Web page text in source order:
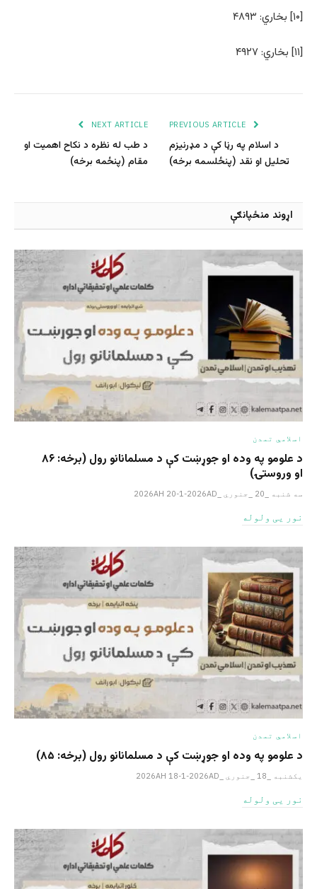
[۱۰] بخاري: ۴۸۹۳
[۱۱] بخاري: ۴۹۲۷
د اسلام په رڼا کې د مډرنیزم
تحلیل او نقد (پنځلسمه برخه)
NEXT ARTICLE
د طب له نظره د نکاح اهمیت او
مقام (پنځمه برخه)
اړوند منځپانګې
اسلامي تمدن
د علومو په وده او جوړښت کې د مسلمانانو رول (برخه: ۸۶
او وروستۍ)
سه شنبه _20 _جنوري _2026AH 20-1-2026AD
نور یی ولوله
اسلامي تمدن
د علومو په وده او جوړښت کې د مسلمانانو رول (برخه: ۸۵)
یکشنبه _18 _جنوري _2026AH 18-1-2026AD
نور یی ولوله